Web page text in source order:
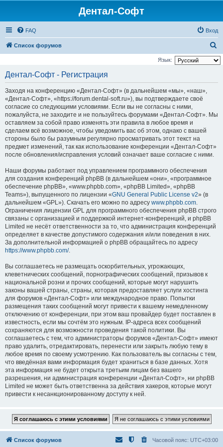
Дентал-Софт
FAQ Вход
Список форумов
о
Язык:
Дентал-Софт - Регистрация
Заходя на конференцию «Дентал-Софт» (в дальнейшем «мы», «наш»,
«Дентал-Софт», «https://forum.dental-soft.ru»), вы подтверждаете своё
согласие со следующими условиями. Если вы не согласны с ними,
пожалуйста, не заходите и не пользуйтесь форумами «Дентал-Софт». Мы
оставляем за собой право изменять эти правила в любое время и
сделаем всё возможное, чтобы уведомить вас об этом, однако с вашей
стороны было бы разумным регулярно просматривать этот текст на
предмет изменений, так как использование конференции «Дентал-Софт»
после обновления/исправления условий означает ваше согласие с ними.
Наши форумы работают под управлением программного обеспечения
для создания конференций phpBB (в дальнейшем «они», «программное
обеспечение phpBB», «www.phpbb.com», «phpBB Limited», «phpBB
Teams»), выпущенного по лицензии «GNU General Public License v2» (в
дальнейшем «GPL»). Скачать его можно по адресу www.phpbb.com.
Ограничения лицензии GPL для программного обеспечения phpBB строго
связаны с организацией и поддержкой интернет-конференций, и phpBB
Limited не несёт ответственности за то, что администрация конференций
определяет в качестве допустимого содержания и/или поведения в них.
За дополнительной информацией о phpBB обращайтесь по адресу
https://www.phpbb.com/.
Вы соглашаетесь не размещать оскорбительных, угрожающих,
клеветнических сообщений, порнографических сообщений, призывов к
национальной розни и прочих сообщений, которые могут нарушить
законы вашей страны, страны, которая предоставляет услуги хостинга
для форумов «Дентал-Софт» или международное право. Попытки
размещения таких сообщений могут привести к вашему немедленному
отключению от конференции, при этом ваш провайдер будет поставлен в
известность, если мы сочтём это нужным. IP-адреса всех сообщений
сохраняются для возможности проведения такой политики. Вы
соглашаетесь с тем, что администраторы форумов «Дентал-Софт» имеют
право удалить, отредактировать, перенести или закрыть любую тему в
любое время по своему усмотрению. Как пользователь вы согласны с тем,
что введённая вами информация будет храниться в базе данных. Хотя
эта информация не будет открыта третьим лицам без вашего
разрешения, ни администрация конференции «Дентал-Софт», ни phpBB
Limited не может быть ответственна за действия хакеров, которые могут
привести к несанкционированному доступу к ней.
Список форумов Часовой пояс: UTC+03:00